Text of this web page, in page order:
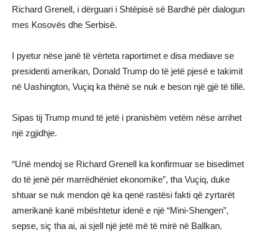
Richard Grenell, i dërguari i Shtëpisë së Bardhë për dialogun
mes Kosovës dhe Serbisë.
I pyetur nëse janë të vërteta raportimet e disa mediave se
presidenti amerikan, Donald Trump do të jetë pjesë e takimit
në Uashington, Vuçiq ka thënë se nuk e beson një gjë të tillë.
Sipas tij Trump mund të jetë i pranishëm vetëm nëse arrihet
një zgjidhje.
“Unë mendoj se Richard Grenell ka konfirmuar se bisedimet
do të jenë për marrëdhëniet ekonomike”, tha Vuçiq, duke
shtuar se nuk mendon që ka qenë rastësi fakti që zyrtarët
amerikanë kanë mbështetur idenë e një “Mini-Shengen”,
sepse, siç tha ai, ai sjell një jetë më të mirë në Ballkan.